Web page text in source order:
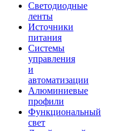
Светодиодные
ленты
Источники
питания
Системы
управления
и
автоматизации
Алюминиевые
профили
Функциональный
свет